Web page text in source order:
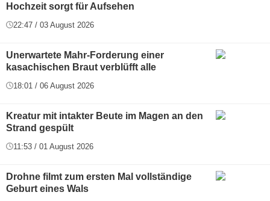
Hochzeit sorgt für Aufsehen
22:47 / 03 August 2026
Unerwartete Mahr-Forderung einer
kasachischen Braut verblüfft alle
18:01 / 06 August 2026
Kreatur mit intakter Beute im Magen an den
Strand gespült
11:53 / 01 August 2026
Drohne filmt zum ersten Mal vollständige
Geburt eines Wals